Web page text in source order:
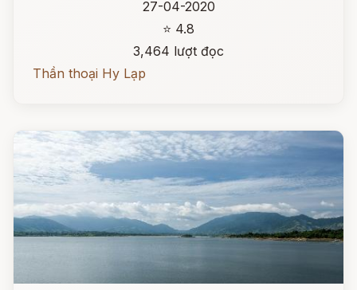
27-04-2020
⭐ 4.8
3,464 lượt đọc
Thần thoại Hy Lạp